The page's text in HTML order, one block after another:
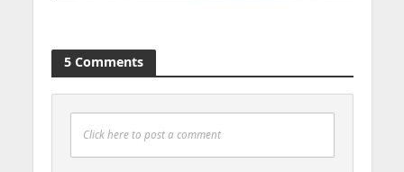
5 Comments
Click here to post a comment